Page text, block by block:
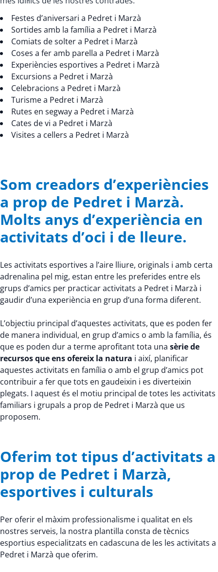
Festes d’aniversari a Pedret i Marzà
Sortides amb la família a Pedret i Marzà
Comiats de solter a Pedret i Marzà
Coses a fer amb parella a Pedret i Marzà
Experiències esportives a Pedret i Marzà
Excursions a Pedret i Marzà
Celebracions a Pedret i Marzà
Turisme a Pedret i Marzà
Rutes en segway a Pedret i Marzà
Cates de vi a Pedret i Marzà
Visites a cellers a Pedret i Marzà
Som creadors d’experiències
a prop de Pedret i Marzà.
Molts anys d’experiència en
activitats d’oci i de lleure.
Les activitats esportives a l’aire lliure, originals i amb certa
adrenalina pel mig, estan entre les preferides entre els
grups d’amics per practicar activitats a Pedret i Marzà i
gaudir d’una experiència en grup d’una forma diferent.
L’objectiu principal d’aquestes activitats, que es poden fer
de manera individual, en grup d’amics o amb la família, és
que es poden dur a terme aprofitant tota una sèrie de
recursos que ens ofereix la natura i així, planificar
aquestes activitats en família o amb el grup d’amics pot
contribuir a fer que tots en gaudeixin i es diverteixin
plegats. I aquest és el motiu principal de totes les activitats
familiars i grupals a prop de Pedret i Marzà que us
proposem.
Oferim tot tipus d’activitats a
prop de Pedret i Marzà,
esportives i culturals
Per oferir el màxim professionalisme i qualitat en els
nostres serveis, la nostra plantilla consta de tècnics
esportius especialitzats en cadascuna de les les activitats a
Pedret i Marzà que oferim.